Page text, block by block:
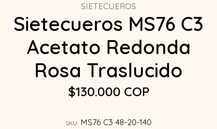
SIETECUEROS
Sietecueros MS76 C3
Acetato Redonda
Rosa Traslucido
$130.000 COP
SKU: MS76 C3 48-20-140